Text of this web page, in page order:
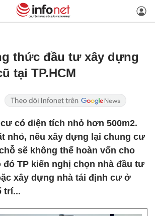
thức đầu tư xây dựng
tại TP.HCM
có diện tích nhỏ hơn 500m2.
nhỏ, nếu xây dựng lại chung cư
sẽ không thể hoàn vốn cho
đó TP kiến nghị chọn nhà đầu tư
xây dựng nhà tái định cư ở
trí...